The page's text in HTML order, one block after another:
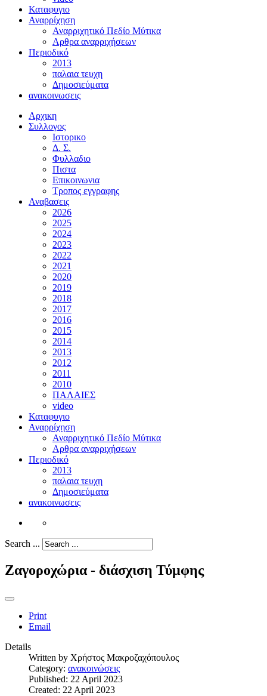
Καταφυγιο
Αναρρίχηση
Αναρριχητικό Πεδίο Μύτικα
Αρθρα αναρριχήσεων
Περιοδικό
2013
παλαια τευχη
Δημοσιεύματα
ανακοινωσεις
Αρχικη
Συλλογος
Ιστορικο
Δ. Σ.
Φυλλαδιο
Πιστα
Επικοινωνια
Τροπος εγγραφης
Αναβασεις
2026
2025
2024
2023
2022
2021
2020
2019
2018
2017
2016
2015
2014
2013
2012
2011
2010
ΠΑΛΑΙΕΣ
video
Καταφυγιο
Αναρρίχηση
Αναρριχητικό Πεδίο Μύτικα
Αρθρα αναρριχήσεων
Περιοδικό
2013
παλαια τευχη
Δημοσιεύματα
ανακοινωσεις
Search ...
Ζαγοροχώρια - διάσχιση Τύμφης
Print
Email
Details
Written by Χρήστος Μακροζαχόπουλος
Category: ανακοινώσεις
Published: 22 April 2023
Created: 22 April 2023